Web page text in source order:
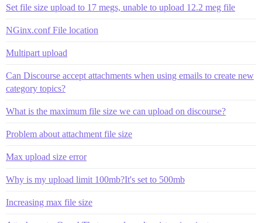
Set file size upload to 17 megs, unable to upload 12.2 meg file
NGinx.conf File location
Multipart upload
Can Discourse accept attachments when using emails to create new
category topics?
What is the maximum file size we can upload on discourse?
Problem about attachment file size
Max upload size error
Why is my upload limit 100mb?It's set to 500mb
Increasing max file size